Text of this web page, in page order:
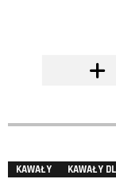
KAWAŁY KAWAŁY